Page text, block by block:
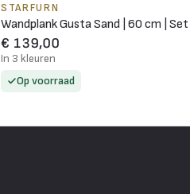
STARFURN
Wandplank Gusta Sand | 60 cm |
€ 139,00
In 3 kleuren
Op voorraad